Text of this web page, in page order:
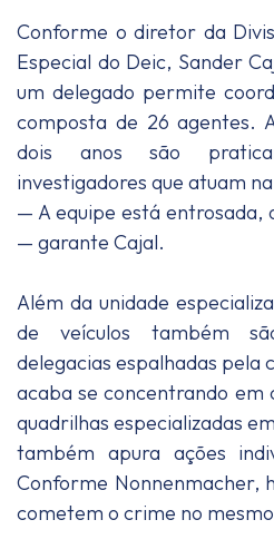
Conforme o diretor da
Especial do Deic, Sander
um delegado permite
composta de 26 agentes.
dois anos são
investigadores que atuam
— A equipe está entrosada,
— garante Cajal.
Além da unidade
de veículos também
delegacias espalhadas pela
acaba se concentrando em
quadrilhas especializadas
também apura ações
Conforme Nonnenmacher,
cometem o crime no